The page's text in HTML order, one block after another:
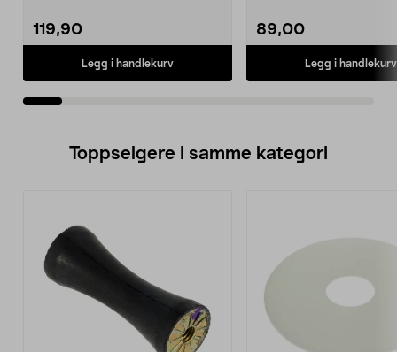
119,90
Legg i handlekurv
89,00
Legg i handlekurv
Toppselgere i samme kategori